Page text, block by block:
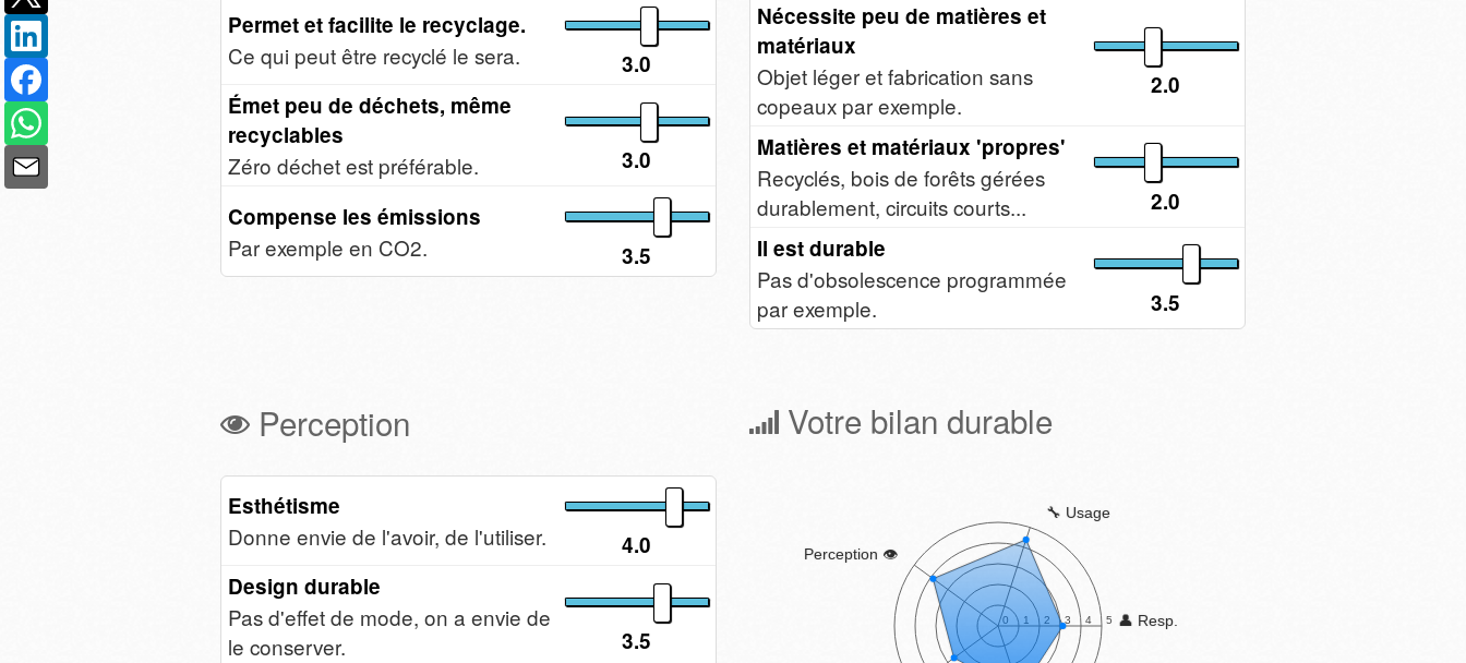
Permet et facilite le recyclage.
Ce qui peut être recyclé le sera.
3.0
Émet peu de déchets, même
recyclables
Zéro déchet est préférable.
3.0
Compense les émissions
Par exemple en CO2.
3.5
Nécessite peu de matières et
matériaux
Objet léger et fabrication sans
copeaux par exemple.
2.0
Matières et matériaux 'propres'
Recyclés, bois de forêts gérées
durablement, circuits courts...
2.0
Il est durable
Pas d'obsolescence programmée
par exemple.
3.5
Perception
Esthétisme
Donne envie de l'avoir, de l'utiliser.
4.0
Design durable
Pas d'effet de mode, on a envie de
le conserver.
3.5
Votre bilan durable